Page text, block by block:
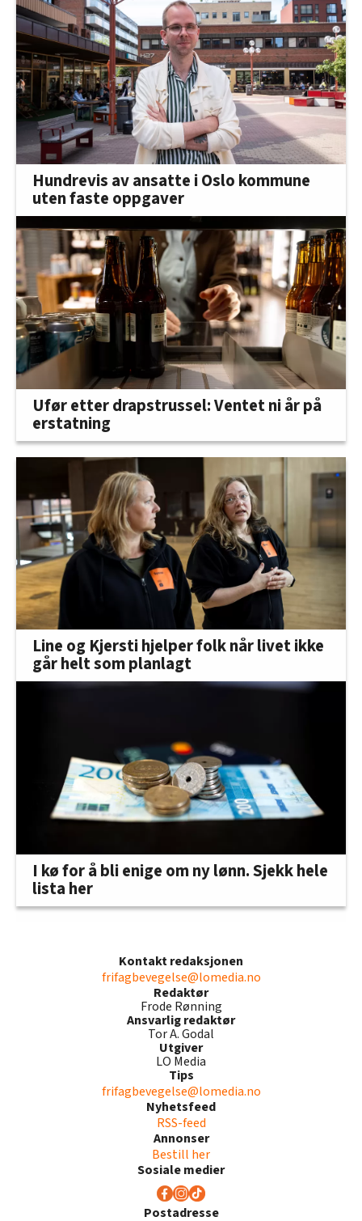
Hundrevis av ansatte i Oslo kommune
uten faste oppgaver
Ufør etter drapstrussel: Ventet ni år på
erstatning
Line og Kjersti hjelper folk når livet ikke
går helt som planlagt
I kø for å bli enige om ny lønn. Sjekk hele
lista her
Kontakt redaksjonen
frifagbevegelse@lomedia.no
Redaktør
Frode Rønning
Ansvarlig redaktør
Tor A. Godal
Utgiver
LO Media
Tips
frifagbevegelse@lomedia.no
Nyhetsfeed
RSS-feed
Annonser
Bestill her
Sosiale medier
Postadresse